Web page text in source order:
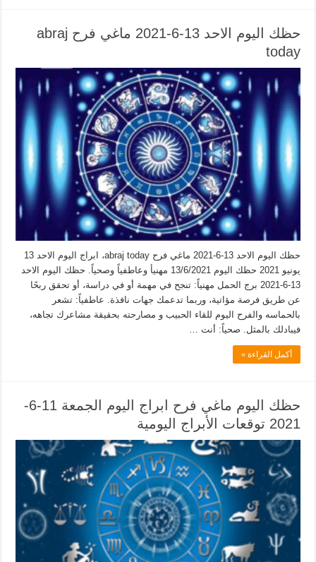
حظك اليوم الاحد 13-6-2021 ماغي فرح abraj
today
حظك اليوم الاحد 13-6-2021 ماغي فرح abraj today، ابراج اليوم الاحد 13
يونيو 2021 حظك اليوم 13/6/2021 مهنيأ وعاطفياً وصحياً. حظك اليوم الاحد
13-6-2021 برج الحمل مهنياً: تنجح في مهمة أو في دراسة، أو تحقق ربحًا
عن طريق فرصة مؤاتية، وربما تدعمك جهات نافذة. عاطفياً: تشعر
بالحماسه والفرح اليوم للقاء الحبيب و مصارحته بحقيقة مشاعرك تجاهه،
فيبادلك بالمثل. صحياً: أنت …
أكمل القراءة »
حظك اليوم ماغي فرح ابراج اليوم الجمعة 11-6-
2021 توقعات الأبراج اليومية